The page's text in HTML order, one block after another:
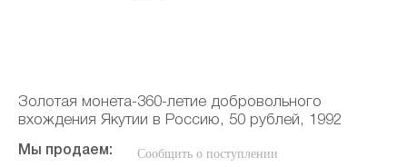
Золотая монета-360-летие добровольного
вхождения Якутии в Россию, 50 рублей, 1992
Мы продаем: Сообщить о поступлении